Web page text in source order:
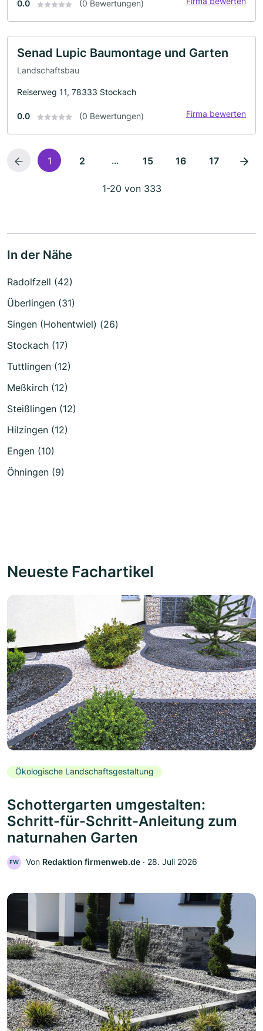
0.0 (0 Bewertungen)
Senad Lupic Baumontage und Garten
Landschaftsbau
Reiserweg 11, 78333 Stockach
0.0 (0 Bewertungen) Firma bewerten
1 2 ... 15 16 17
1-20 von 333
In der Nähe
Radolfzell (42)
Überlingen (31)
Singen (Hohentwiel) (26)
Stockach (17)
Tuttlingen (12)
Meßkirch (12)
Steißlingen (12)
Hilzingen (12)
Engen (10)
Öhningen (9)
Neueste Fachartikel
Ökologische Landschaftsgestaltung
Schottergarten umgestalten:
Schritt-für-Schritt-Anleitung zum
naturnahen Garten
FW Von Redaktion firmenweb.de ‧ 28. Juli 2026